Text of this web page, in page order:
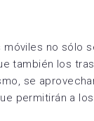
no sólo
también los
se
permitirán a